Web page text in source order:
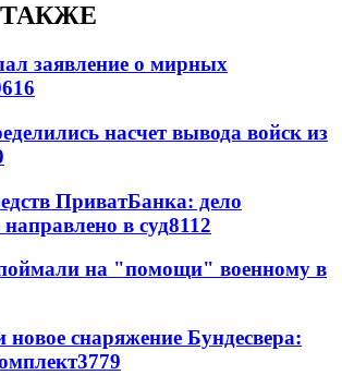
заявление о мирных
насчет вывода войск из
ПриватБанка: дело
в суд8112
на "помощи" военному в
снаряжение Бундесвера:
3779